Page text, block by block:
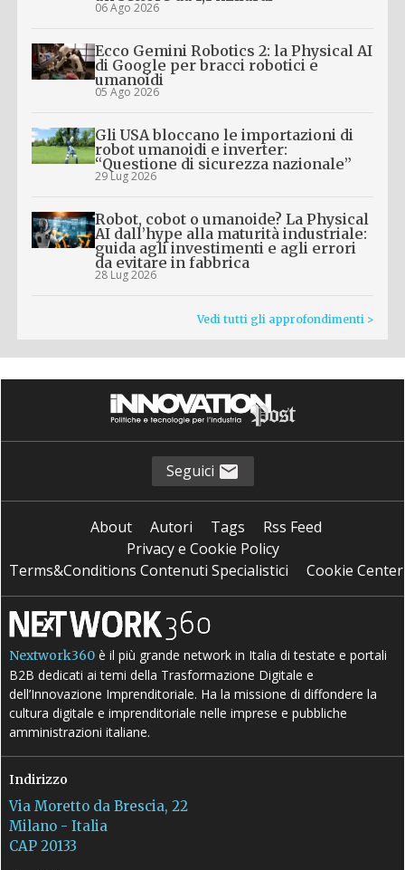
06 Ago 2026
Ecco Gemini Robotics 2: la Physical AI
di Google per bracci robotici e
umanoidi
05 Ago 2026
Gli USA bloccano le importazioni di
robot umanoidi e inverter:
“Questione di sicurezza nazionale”
29 Lug 2026
Robot, cobot o umanoide? La Physical
AI dall’hype alla maturità industriale:
guida agli investimenti e agli errori
da evitare in fabbrica
28 Lug 2026
Vedi tutti gli approfondimenti >
Seguici
About Autori Tags
Rss Feed
Privacy e Cookie Policy
Terms&Conditions Contenuti Specialistici
Cookie Center
Nextwork360 è il più grande network in Italia di testate e portali
B2B dedicati ai temi della Trasformazione Digitale e
dell’Innovazione Imprenditoriale. Ha la missione di diffondere la
cultura digitale e imprenditoriale nelle imprese e pubbliche
amministrazioni italiane.
Indirizzo
Via Moretto da Brescia, 22
Milano - Italia
CAP 20133